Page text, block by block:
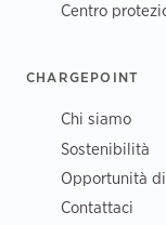
Centro
CHARGEPOINT
Chi siamo
Sostenibilità
Opportunità
Contattaci